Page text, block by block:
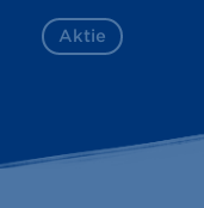
Aktie